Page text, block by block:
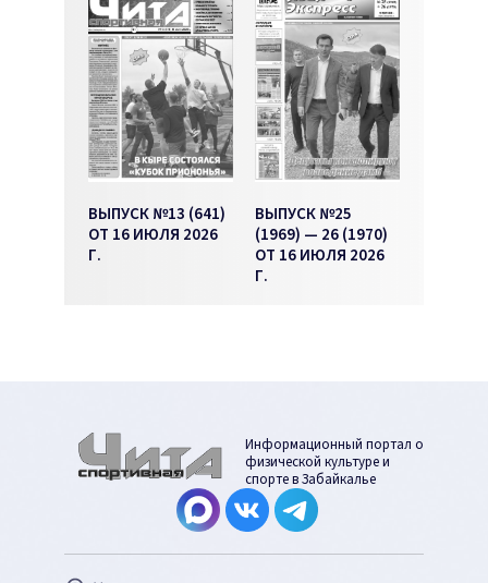
ВЫПУСК №13 (641)
ОТ 16 ИЮЛЯ 2026
Г.
ВЫПУСК №25
(1969) — 26 (1970)
ОТ 16 ИЮЛЯ 2026
Г.
Информационный портал о
физической культуре и
спорте в Забайкалье